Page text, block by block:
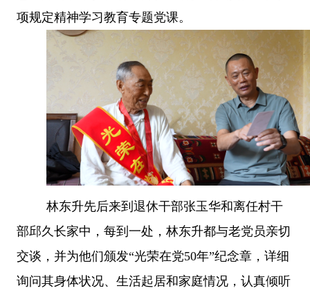
项规定精神学习教育专题党课。
林东升先后来到退休干部张玉华和离任村干
部邱久长家中，每到一处，林东升都与老党员亲切
交谈，并为他们颁发“光荣在党50年”纪念章，详细
询问其身体状况、生活起居和家庭情况，认真倾听